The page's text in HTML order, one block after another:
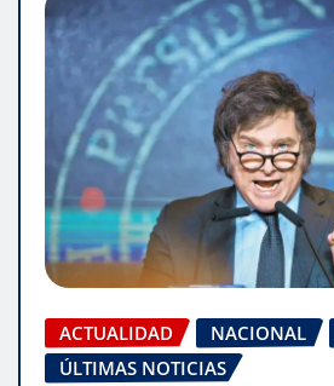
ACTUALIDAD NACIONAL
ÚLTIMAS NOTICIAS